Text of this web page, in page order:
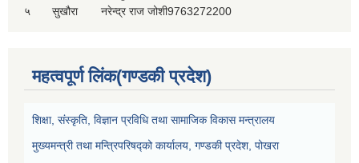
५
सुखौरा नरेन्द्र राज जोशी9763272200
महत्वपूर्ण लिंक(गण्डकी प्रदेश)
शिक्षा, संस्कृति, विज्ञान प्रविधि तथा सामाजिक विकास मन्त्रालय
मुख्यमन्त्री तथा मन्त्रिपरिषद्को कार्यालय, गण्डकी प्रदेश, पोखरा